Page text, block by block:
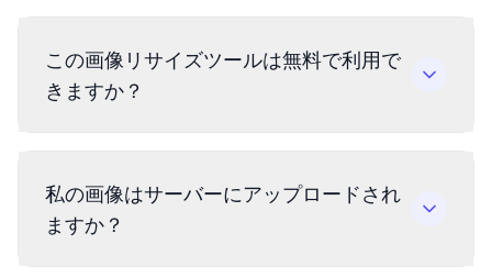
この画像リサイズツールは無料で利用で
きますか？
私の画像はサーバーにアップロードされ
ますか？